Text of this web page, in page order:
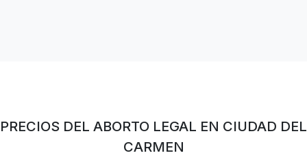
PRECIOS DEL ABORTO LEGAL EN CIUDAD DEL
CARMEN